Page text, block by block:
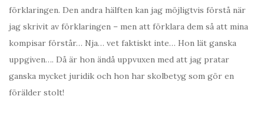
förklaringen. Den andra hälften kan jag möjligtvis förstå när
jag skrivit av förklaringen – men att förklara dem så att mina
kompisar förstår… Nja… vet faktiskt inte… Hon lät ganska
uppgiven…. Då är hon ändå uppvuxen med att jag pratar
ganska mycket juridik och hon har skolbetyg som gör en
förälder stolt!